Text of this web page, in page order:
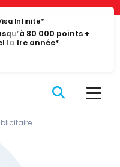
Infinite*
80 000 points +
la 1re année*